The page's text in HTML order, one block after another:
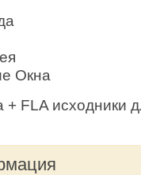
Окна
+ FLA исходники